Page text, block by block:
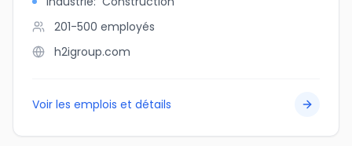
201-500 employés
h2igroup.com
Voir les emplois et détails